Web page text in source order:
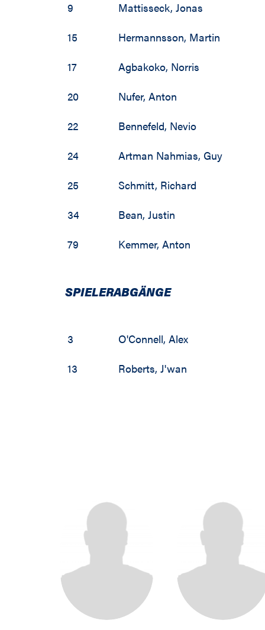
1990 / 1991
1989 / 1990
1984 / 1985
1983 / 1984
1982 / 1983
1981 / 1982
9
Mattisseck,Jonas
15
Hermannsson, Martin
17
Agbakoko, Norris
20
Nufer,Anton
22
Bennefeld, Nevio
24
Artman Nahmias, Guy
25
Schmitt, Richard
34
Bean,Justin
79
Kemmer,Anton
SPIELERABGÄNGE
3 O'Connell,Alex
13
Roberts,J'wan